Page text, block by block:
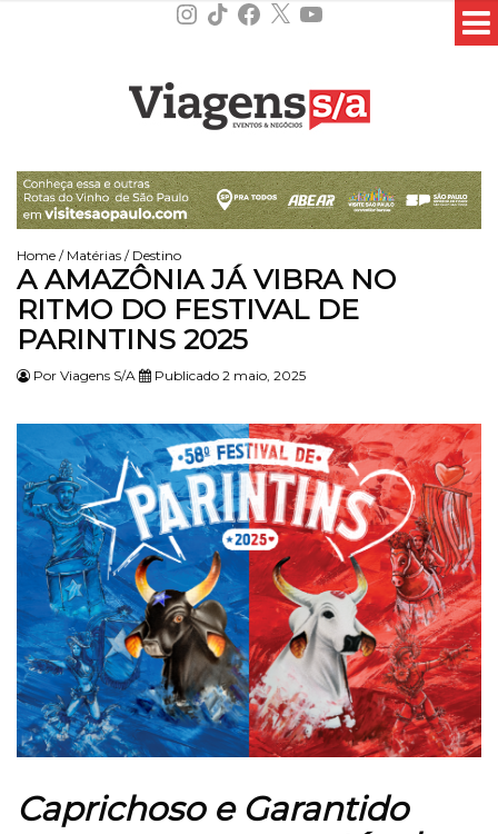
Instagram
TikTokFacebook
X YouTube
Home / Matérias / Destino
A AMAZÔNIA JÁ VIBRA NO
RITMO DO FESTIVAL DE
PARINTINS 2025
Por Viagens S/A Publicado 2 maio, 2025
Caprichoso e Garantido